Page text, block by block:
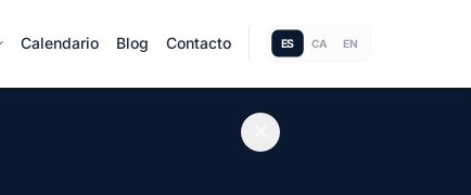
Calendario Blog Contacto ES CA EN